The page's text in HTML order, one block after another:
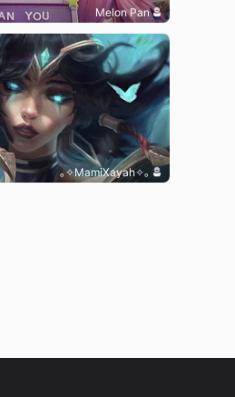
Melon Pan
｡✧MamiXayah✧｡